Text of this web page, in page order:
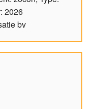
2026
bv